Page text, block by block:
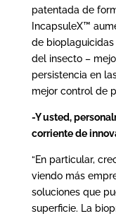
patentada de
IncapsuleX™
de
del insecto –
persistencia en
mejor control de
-Y usted,
corriente de
“En particular,
viendo más
soluciones que
superficie. La